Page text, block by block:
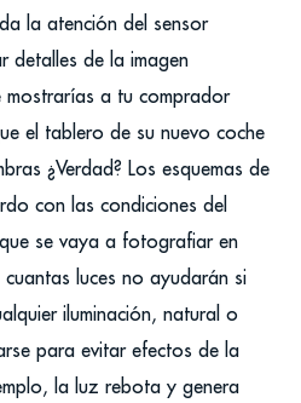
la atención del sensor
detalles de la imagen
a tu comprador
el tablero de su nuevo coche
¿Verdad? Los esquemas de
con las condiciones del
se vaya a fotografiar en
luces no ayudarán si
iluminación, natural o
para evitar efectos de la
la luz rebota y genera